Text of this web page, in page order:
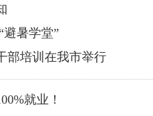
暑学堂”
部培训在我市举行
就业！